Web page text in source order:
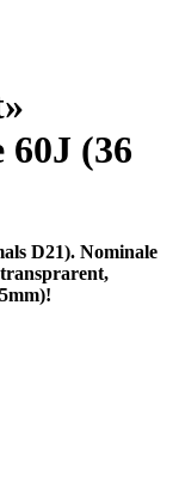
(36
D21). Nominale